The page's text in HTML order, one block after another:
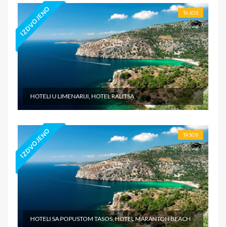
IZDVOJENO TASOS
HOTELI U LIMENARIJI, HOTEL RALITSA
IZDVOJENO TASOS
HOTELI SA POPUSTOM TASOS, HOTEL MARANTON BEACH